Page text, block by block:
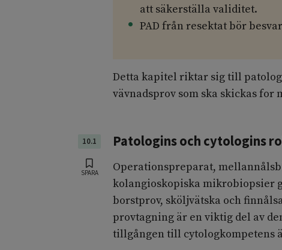
att säkerställa validitet.
PAD från resektat bör
Detta kapitel riktar sig till
vävnadsprov som ska skickas for
10.1 Patologins och cytologins
SPARA
Operationspreparat,
kolangioskopiska mikrobiopsier
borstprov, sköljvätska och
provtagning är en viktig del av
tillgången till cytologkompetens